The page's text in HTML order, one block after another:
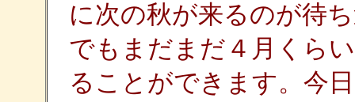
に次の秋が来るのが待
でもまだまだ４月くら
ることができます。今